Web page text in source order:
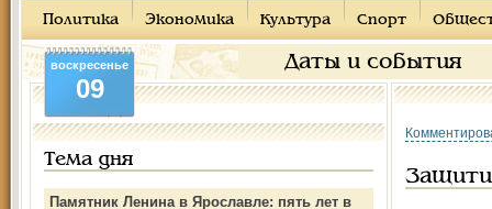
Политика Экономика Культура Спорт
Даты и события
воскресенье
09
Тема дня
Памятник Ленина в Ярославле: пять лет в